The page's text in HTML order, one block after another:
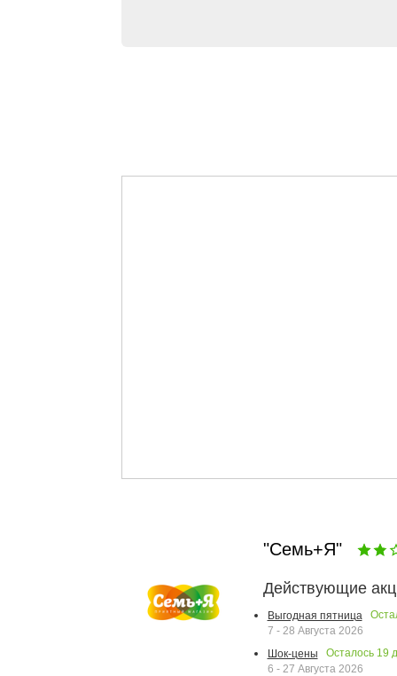
"Семь+Я"
Действующие
Выгодная пятница
7 - 28 Августа 2026
Шок-цены
Осталось 19
6 - 27 Августа 2026